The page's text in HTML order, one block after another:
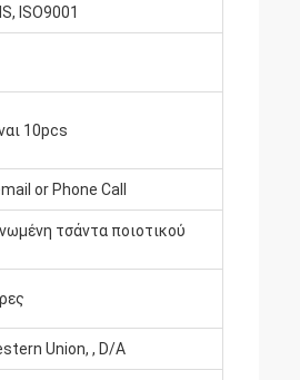
ISO9001
10pcs
or Phone Call
τσάντα ποιοτικού
Union, , D/A